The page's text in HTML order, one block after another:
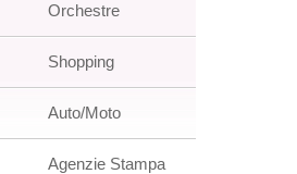
Orchestre
Shopping
Auto/Moto
Agenzie Stampa